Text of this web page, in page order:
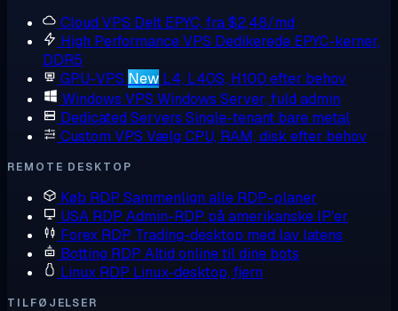
Cloud VPS Delt EPYC, fra $2,48/md
High Performance VPS Dedikerede EPYC-kerner,
DDR5
GPU-VPS New L4, L40S, H100 efter behov
Windows VPS Windows Server, fuld admin
Dedicated Servers Single-tenant bare metal
Custom VPS Vælg CPU, RAM, disk efter behov
REMOTE DESKTOP
Køb RDP Sammenlign alle RDP-planer
USA RDP Admin-RDP på amerikanske IP'er
Forex RDP Trading-desktop med lav latens
Botting RDP Altid online til dine bots
Linux RDP Linux-desktop, fjern
TILFØJELSER